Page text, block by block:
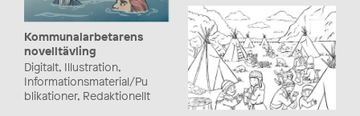
Kommunalarbetarens
novelltävling
Digitalt, Illustration,
Informationsmaterial/Pu
blikationer, Redaktionellt